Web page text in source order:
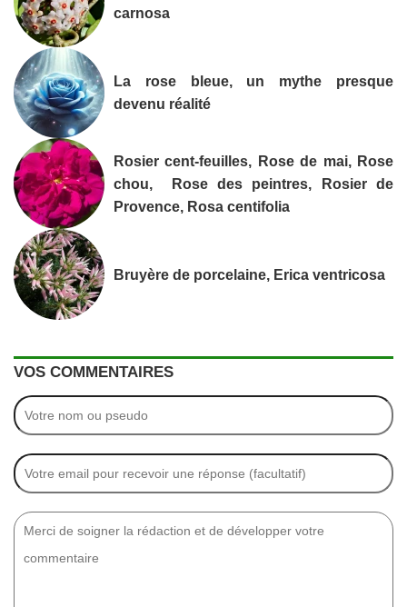
carnosa
La rose bleue, un mythe presque
devenu réalité
Rosier cent-feuilles, Rose de mai, Rose
chou, Rose des peintres, Rosier de
Provence, Rosa centifolia
Bruyère de porcelaine, Erica ventricosa
VOS COMMENTAIRES